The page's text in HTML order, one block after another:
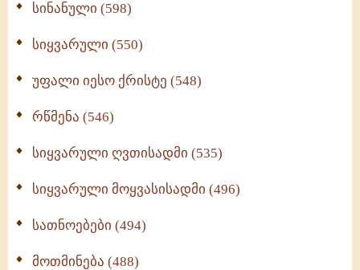
სინანული (598)
სიყვარული (550)
უფალი იესო ქრისტე (548)
რწმენა (546)
სიყვარული ღვთისადმი (535)
სიყვარული მოყვასისადმი (496)
სათნოებები (494)
მოთმინება (488)